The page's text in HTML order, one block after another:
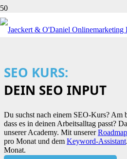
SEO KURS:
DEIN SEO INPUT
Du suchst nach einem SEO-Kurs? Am
dass es in deinen Arbeitsalltag passt?
unserer Academy. Mit unsererRoadmap
pro Monat und dem Keyword-Assistant
Monat.